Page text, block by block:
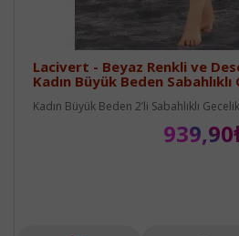
Lacivert - Beyaz Renkli ve
Kadın Büyük Beden Sabahlıklı
Kadın Büyük Beden 2’li Sabahlıklı